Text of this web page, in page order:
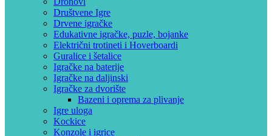
Društvene Igre
Drvene igračke
Edukativne igračke, puzle, bojanke
Električni trotineti i Hoverboardi
Guralice i šetalice
Igračke na baterije
Igračke na daljinski
‎Igračke za dvorište
Bazeni i oprema za plivanje
Igre uloga
Kockice
Konzole i igrice